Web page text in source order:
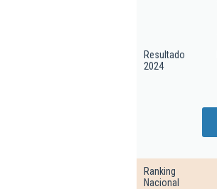
Resultado
2024
Ranking
Nacional